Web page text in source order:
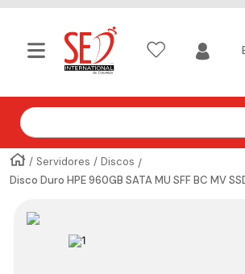
Buscar
Servidores
Discos
Disco Duro HPE 960GB SATA MU SFF BC MV